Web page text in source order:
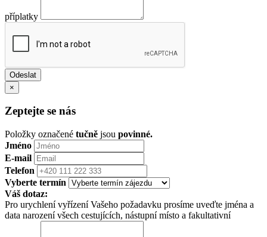
příplatky
×
Zeptejte se nás
Položky označené tučně jsou povinné.
Jméno
E-mail
Telefon
Vyberte termín
Váš dotaz:
Pro urychlení vyřízení Vašeho požadavku prosíme uveďte jména a
data narození všech cestujících, nástupní místo a fakultativní